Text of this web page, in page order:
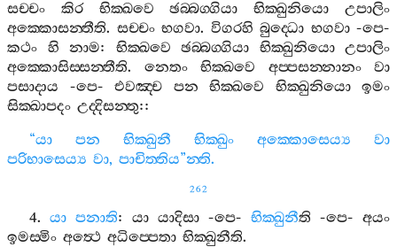
සච‍්චං
කිර භික‍්ඛවෙ ඡබ‍්බග‍්ගියා භික‍්ඛුනියො
උපාලිං
අක‍්කොසන‍්තීති. සච‍්චං භගවා. විගරහි බුද‍්ධො භගවා-පෙ-
කථං
හි නාම: භික‍්ඛවෙ ඡබ‍්බග‍්ගියා භික‍්ඛුනියො
උපාලිං
අක‍්කොසිස‍්සන‍්තීති. නෙතං භික‍්ඛවෙ අප‍්පසන‍්නානං
වා
පසාදාය -පෙ- එවඤ‍්ච පන භික‍්ඛවෙ භික‍්ඛුනියො
ඉමං
සික‍්ඛාපදං උද‍්දිසන‍්තු::
“යා පන භික‍්ඛුනී භික‍්ඛුං අක‍්කොසෙය්‍ය
වා
පරිභාසෙය්‍ය වා, පාචිත‍්තිය”න‍්ති.
262
4. යා පනාති: යා යාදිසා-පෙ- භික‍්ඛුනීති -පෙ- අයං
ඉමස‍්මිං අත්‍ථෙ අධිප‍්පෙතා භික‍්ඛුනීති.